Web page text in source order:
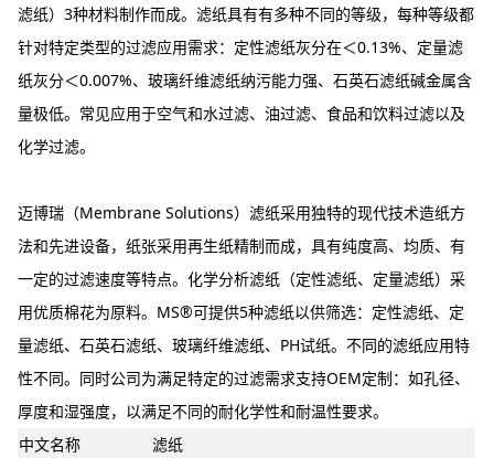
滤纸）3种材料制作而成。滤纸具有有多种不同的等级，每种等级都
针对特定类型的过滤应用需求：定性滤纸灰分在＜0.13%、定量滤
纸灰分＜0.007%、玻璃纤维滤纸纳污能力强、石英石滤纸碱金属含
量极低。常见应用于空气和水过滤、油过滤、食品和饮料过滤以及
化学过滤。
迈博瑞（Membrane Solutions）滤纸采用独特的现代技术造纸方
法和先进设备，纸张采用再生纸精制而成，具有纯度高、均质、有
一定的过滤速度等特点。化学分析滤纸（定性滤纸、定量滤纸）采
用优质棉花为原料。MS®可提供5种滤纸以供筛选：定性滤纸、定
量滤纸、石英石滤纸、玻璃纤维滤纸、PH试纸。不同的滤纸应用特
性不同。同时公司为满足特定的过滤需求支持OEM定制：如孔径、
厚度和湿强度，以满足不同的耐化学性和耐温性要求。
中文名称 滤纸